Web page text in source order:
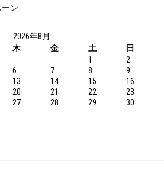
ン
2026年8月
木 金 土 日
1
2
6 7 8
9
13 14 15
16
20 21 22
23
27 28 29
30